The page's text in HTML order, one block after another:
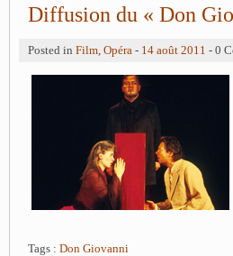
Diffusion du « Don
Posted in Film Opéra - 14 août 2011 - 0
Tags : Don Giovanni